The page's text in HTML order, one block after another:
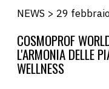
NEWS > 29
COSMOPROF
L'ARMONIA DELLE
WELLNESS